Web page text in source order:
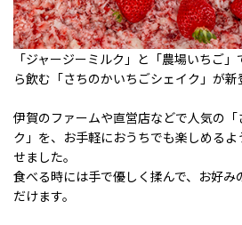
「ジャージーミルク」と「農場いちご
ら飲む「さちのかいちごシェイク」が新
伊賀のファームや直営店などで人気の
ク」を、お手軽におうちでも楽しめる
せました。
食べる時には手で優しく揉んで、お好
だけます。